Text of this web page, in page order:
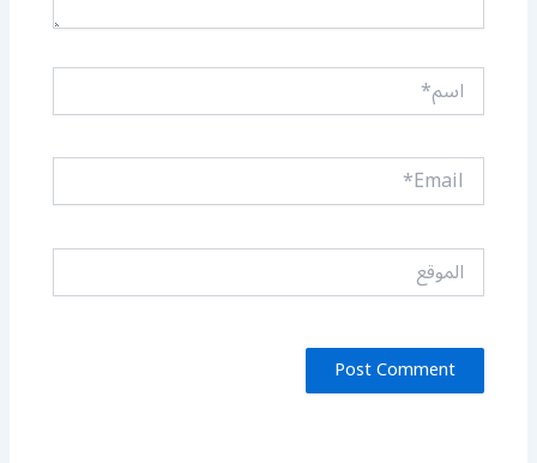
اسم*
Email*
الموقع